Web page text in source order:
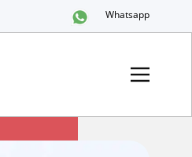
Whatsapp